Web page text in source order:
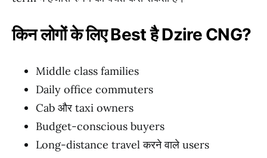
किन लोगों के लिए Best है Dzire CNG?
Middle class families
Daily office commuters
Cab और taxi owners
Budget-conscious buyers
Long-distance travel करने वाले users